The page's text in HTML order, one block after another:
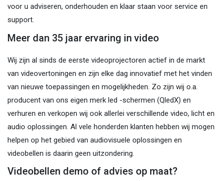
voor u adviseren, onderhouden en klaar staan voor service en
support.
Meer dan 35 jaar ervaring in video
Wij zijn al sinds de eerste videoprojectoren actief in de markt
van videovertoningen en zijn elke dag innovatief met het vinden
van nieuwe toepassingen en mogelijkheden. Zo zijn wij o.a.
producent van ons eigen merk led -schermen (QledX) en
verhuren en verkopen wij ook allerlei verschillende video, licht en
audio oplossingen. Al vele honderden klanten hebben wij mogen
helpen op het gebied van audiovisuele oplossingen en
videobellen is daarin geen uitzondering.
Videobellen demo of advies op maat?